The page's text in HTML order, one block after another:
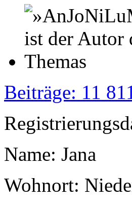
Beiträge: 11
Name: Jana
Wohnort: